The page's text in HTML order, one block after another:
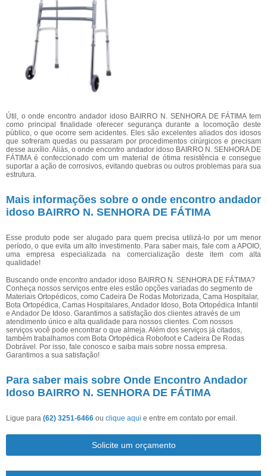
Útil, o onde encontro andador idoso BAIRRO N. SENHORA DE FÁTIMA tem
como principal finalidade oferecer segurança durante a locomoção deste
público, o que ocorre sem acidentes. Eles são excelentes aliados dos idosos
que sofreram quedas ou passaram por procedimentos cirúrgicos e precisam
desse auxílio. Aliás, o onde encontro andador idoso BAIRRO N. SENHORA DE
FÁTIMA é confeccionado com um material de ótima resistência e consegue
suportar a ação de corrosivos, evitando quebras ou outros problemas para sua
estrutura.
Mais informações sobre o onde encontro andador
idoso BAIRRO N. SENHORA DE FÁTIMA
Esse produto pode ser alugado para quem precisa utilizá-lo por um menor
período, o que evita um alto investimento. Para saber mais, fale com a APOIO,
uma empresa especializada na comercialização deste item com alta
qualidade!
Buscando onde encontro andador idoso BAIRRO N. SENHORA DE FÁTIMA?
Conheça nossos serviços entre eles estão opções variadas do segmento de
Materiais Ortopédicos, como Cadeira De Rodas Motorizada, Cama Hospitalar,
Bota Ortopédica, Camas Hospitalares, Andador Idoso, Bota Ortopédica Infantil
e Andador De Idoso. Garantimos a satisfação dos clientes através de um
atendimento único e alta qualidade para nossos clientes. Com nossos
serviços você pode encontrar o que almeja. Além dos serviços já citados,
também trabalhamos com Bota Ortopédica Robofoot e Cadeira De Rodas
Dobrável. Por isso, fale conosco e saiba mais sobre nossa empresa.
Garantimos a sua satisfação!
Para saber mais sobre Onde Encontro Andador
Idoso BAIRRO N. SENHORA DE FÁTIMA
Ligue para (62) 3251-6466 ou clique aqui e entre em contato por email.
Solicite um orçamento